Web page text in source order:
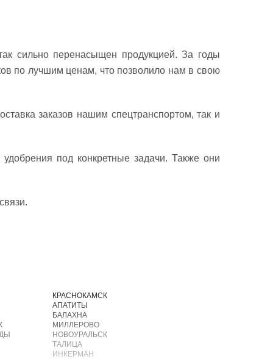
сильно перенасыщен продукцией. За годы
по лучшим ценам, что позволило нам в свою
заказов нашим спецтранспортом, так и
под конкретные задачи. Также они
КРАСНОКАМСК
АПАТИТЫ
БАЛАХНА
МИЛЛЕРОВО
НОВОУРАЛЬСК
ТАЛИЦА
ИНКЕРМАН